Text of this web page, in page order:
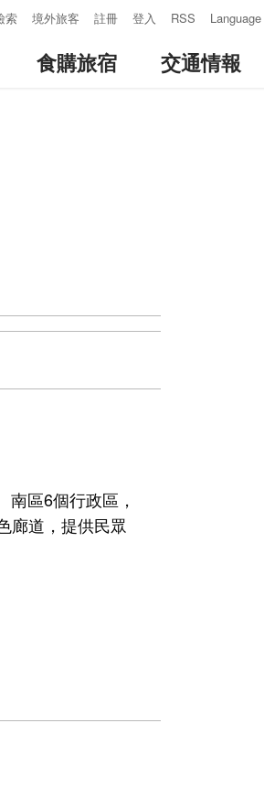
索 境外旅客 註冊 登入 RSS Language
食購旅宿 交通情報
區6個行政區，
廊道，提供民眾